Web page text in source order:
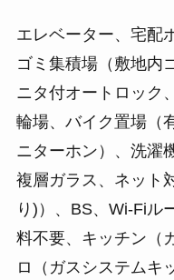
エレベーター、宅配
ゴミ集積場（敷地内
ニタ付オートロック
輪場、バイク置場（
ニターホン）、洗濯
複層ガラス、ネット
り)）、BS、Wi-Fiル
料不要、キッチン（
ロ（ガスシステムキ